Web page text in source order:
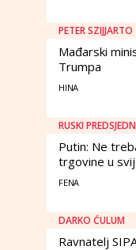
PETER SZIJJARTO
Mađarski
Trumpa
HINA
RUSKI
Putin: Ne
trgovine u
FENA
DARKO ĆULUM
Ravnatelj